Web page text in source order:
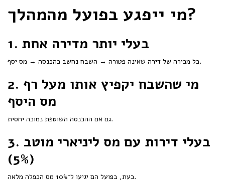
מי ייפגע בפועל מהמהלך?
1. בעלי יותר מדירה אחת
כל מכירה של דירה שאינה פטורה → השבח נחשב כהכנסה → מס יסף.
2. מי שהשבח יקפיץ אותו מעל רף
מס היסף
גם אם ההכנסה השוטפת נמוכה יחסית.
3. בעלי דירות עם מס ליניארי מוטב
(5%)
כעת, בפועל הם יגיעו ל־10% מס הכפלה מלאה.